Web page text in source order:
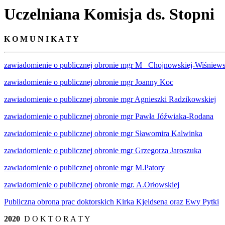
Uczelniana Komisja ds. Stopni
K O M U N I K A T Y
zawiadomienie o publicznej obronie mgr M_ Chojnowskiej-
zawiadomienie o publicznej obronie mgr Joanny Koc
zawiadomienie o publicznej obronie mgr Agnieszki Radzikowskiej
zawiadomienie o publicznej obronie mgr Pawła Jóźwiaka-Rodana
zawiadomienie o publicznej obronie mgr Sławomira Kalwinka
zawiadomienie o publicznej obronie mgr Grzegorza Jaroszuka
zawiadomienie o publicznej obronie mgr M.Patory
zawiadomienie o publicznej obronie mgr. A.Orłowskiej
Publiczna obrona prac doktorskich Kirka Kjeldsena oraz Ewy Pytki
2020 D O K T O R A T Y